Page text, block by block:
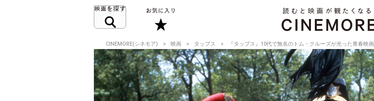
CINEMORE(シネモア) 映画 タップス 『タップス』10代で無名のトム・クルーズが光った青春映画